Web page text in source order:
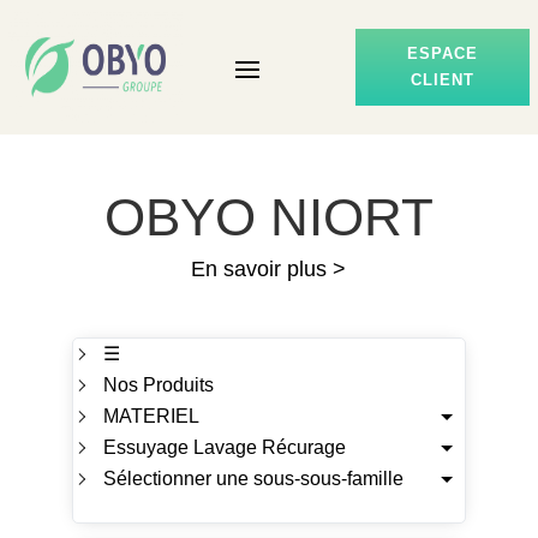
ESPACE
CLIENT
OBYO NIORT
En savoir plus >
☰
Nos Produits
MATERIEL
Essuyage Lavage Récurage
Sélectionner une sous-sous-famille